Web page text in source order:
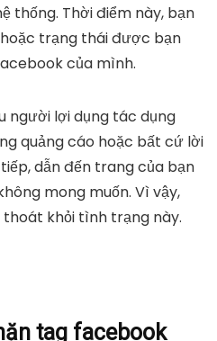
thống. Thời điểm này, bạn
trạng thái được bạn
của mình.
người lợi dụng tác dụng
quảng cáo hoặc bất cứ lời
dẫn đến trang của bạn
mong muốn. Vì vậy,
khỏi tình trạng này.
tag facebook